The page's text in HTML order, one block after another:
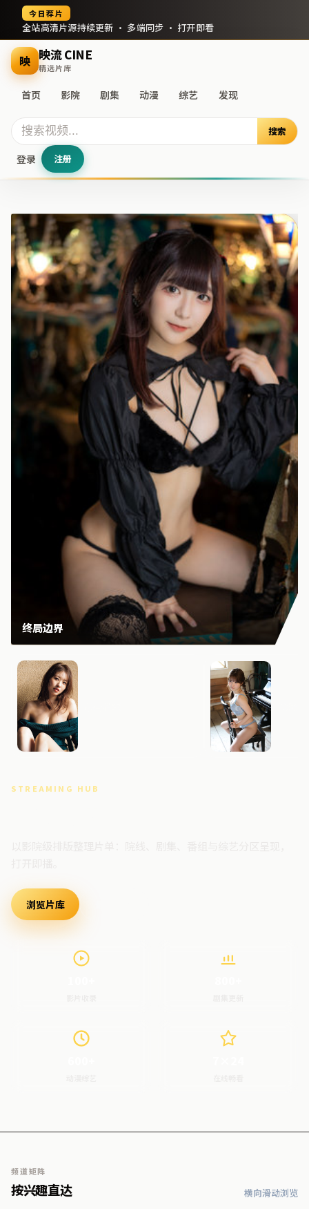
今日荐片
全站高清片源持续更新 · 多端同步 · 打开即看
映 映流 CINE
精选片库
首页 影院 剧集 动漫 综艺 发现
搜索
登录 注册
STREAMING HUB
浏览片库
终局边界
频道矩阵
按兴趣直达 横向滑动浏览